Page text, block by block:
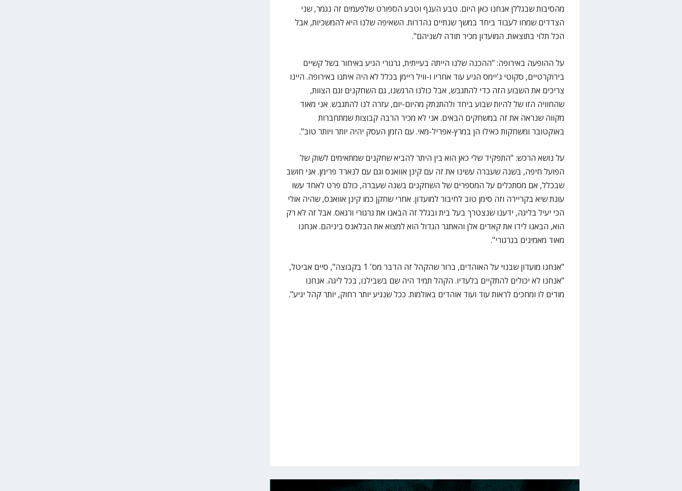
מהסיבות שבגללן אנחנו כאן היום. טבע הענף וטבע הספורט שלפעמים זה נגמר, שני
הצדדים שמחו לעבוד ביחד במשך שנתיים נהדרות. השאיפה שלנו היא להמשכיות, אבל
הכל תלוי בתוצאות. המועדון מכיר תודה לשניהם".
על ההופעה באירופה: "ההכנה שלנו הייתה בעייתית, גרגורי הגיע באיחור בשל קשיים
בירוקרטיים, סקוטי ג'יימס הגיע עוד אחריו ו-וויל ריימן בכלל לא היה איתנו באירופה. היינו
צריכים את השבוע הזה כדי להתגבש, אבל כולנו הרגשנו, גם השחקנים וגם הצוות,
שהחוויה הזו של להיות שבוע ביחד ולהתנתק מהיום-יום, עזרה לנו להתגבש. אני מאוד
מקווה שנראה את זה במשחקים הבאים. אני לא מכיר הרבה קבוצות שמתחברות
באוקטובר ומשחקות כאילו הן במרץ-אפריל-מאי. עם הזמן העסק יהיה יותר ויותר טוב".
על נושא הרכש: "התפקיד שלי כאן הוא בין היתר להביא שחקנים שמתאימים לשוק של
הפועל חיפה, בשנה שעברה עשינו את זה עם קינן אוואנס וגם עם לנארד פרימן. אני חושב
שבכלל, אם מסתכלים על המספרים של השחקנים בשנה שעברה, כולם פרט לאחד עשו
עונת שיא בקריירה וזה סימן טוב לחיבור למועדון. אחרי שחקן כמו קינן אוואנס, שהיה אולי
הכי יעיל בליגה, ידענו שנצטרך בעל בית ובגלל זה הבאנו את גרגורי ורגאס. אבל זה לא רק
הוא, הבאנו לידו את קאדים אלן והאתגר הגדול הוא למצוא את הבלאנס ביניהם. אנחנו
מאוד מאמינים בגרגורי".
"אנחנו מועדון שבנוי על האוהדים, ברור שהקהל זה הדבר מס' 1 בקבוצה", סיים אביטל,
"אנחנו לא יכולים להתקיים בלעדיו. הקהל תמיד היה שם בשבילנו, בכל ליגה. אנחנו
מודים לו ומחכים לראות עוד ועוד אוהדים באולמות. ככל שנגיע יותר רחוק, יותר קהל יגיע".